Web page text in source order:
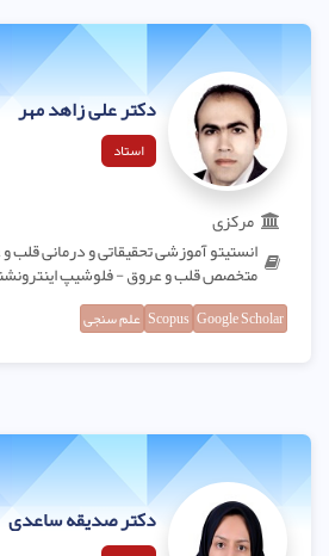
دکتر علی زاهد مهر
استاد
مرکزی
انستیتو آموزشی تحقیقاتی و درمانی
متخصص قلب و عروق - فلوشیپ
Google Scholar
Scopus علم سنجی
دکتر صدیقه ساعدی